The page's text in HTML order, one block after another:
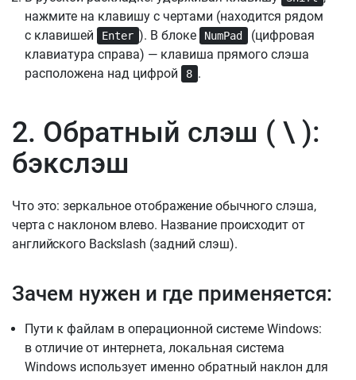
нажмите на клавишу с чертами (находится рядом
с клавишей
Enter ). В блоке NumPad
(цифровая
клавиатура справа) — клавиша прямого слэша
расположена над цифрой
8 .
2. Обратный слэш ( \ ):
бэкслэш
Что это: зеркальное отображение обычного слэша,
черта с наклоном влево. Название происходит от
английского Backslash (задний слэш).
Зачем нужен и где применяется:
Пути к файлам в операционной системе Windows:
в отличие от интернета, локальная система
Windows использует именно обратный наклон для